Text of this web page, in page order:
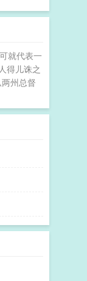
就代表一
得儿诛之
州总督